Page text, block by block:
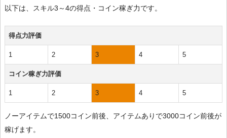
以下は、スキル3～4の得点・コイン稼ぎ力です。
得点力評価
1 2 3 4 5
コイン稼ぎ力評価
1 2 3 4 5
ノーアイテムで1500コイン前後、アイテムありで3000コイン前後が
稼げます。